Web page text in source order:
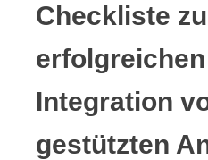
Checkliste
erfolgreichen
Integration
gestützten